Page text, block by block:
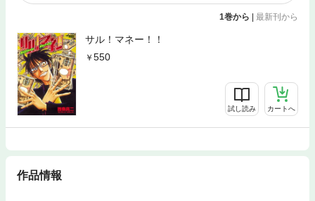
1巻から | 最新刊から
サル！マネー！！
550
試し読み カートへ
作品情報